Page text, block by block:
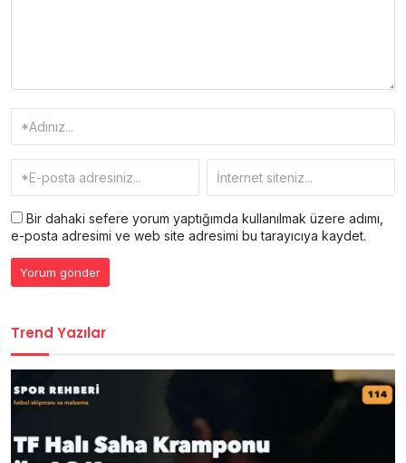
Bir dahaki sefere yorum yaptığımda kullanılmak üzere adımı,
e-posta adresimi ve web site adresimi bu tarayıcıya kaydet.
Trend Yazılar